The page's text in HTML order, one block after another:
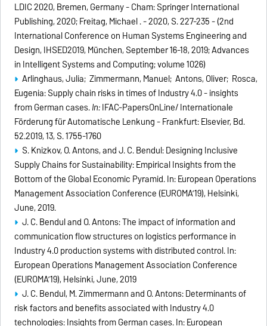
LDIC 2020, Bremen, Germany - Cham: Springer International
Publishing, 2020; Freitag, Michael . - 2020, S. 227-235 - (2nd
International Conference on Human Systems Engineering and
Design, IHSED2019, München, September 16-18, 2019; Advances
in Intelligent Systems and Computing; volume 1026)
Arlinghaus, Julia; Zimmermann, Manuel; Antons, Oliver; Rosca,
Eugenia: Supply chain risks in times of Industry 4.0 - insights
from German cases.In:IFAC-PapersOnLine/ Internationale
Förderung für Automatische Lenkung - Frankfurt: Elsevier, Bd.
52.2019, 13, S. 1755-1760
S. Knizkov, O. Antons, and J. C. Bendul: Designing Inclusive
Supply Chains for Sustainability: Empirical Insights from the
Bottom of the Global Economic Pyramid. In: European Operations
Management Association Conference (EUROMA’19), Helsinki,
June, 2019.
J. C. Bendul and O. Antons: The impact of information and
communication flow structures on logistics performance in
Industry 4.0 production systems with distributed control. In:
European Operations Management Association Conference
(EUROMA’19), Helsinki, June, 2019
J. C. Bendul, M. Zimmermann and O. Antons: Determinants of
risk factors and benefits associated with Industry 4.0
technologies: Insights from German cases. In: European